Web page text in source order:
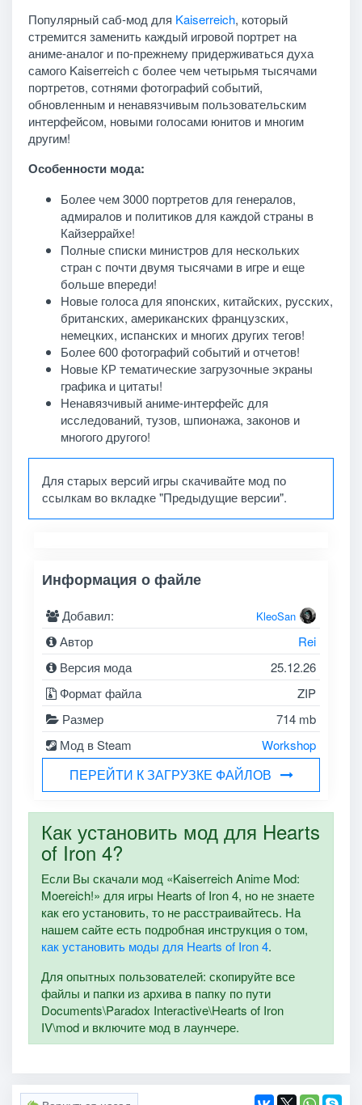
Популярный саб-мод для Kaiserreich, который
стремится заменить каждый игровой портрет на
аниме-аналог и по-прежнему придерживаться духа
самого Kaiserreich с более чем четырьмя тысячами
портретов, сотнями фотографий событий,
обновленным и ненавязчивым пользовательским
интерфейсом, новыми голосами юнитов и многим
другим!
Особенности мода:
Более чем 3000 портретов для генералов,
адмиралов и политиков для каждой страны в
Кайзеррайхе!
Полные списки министров для нескольких
стран с почти двумя тысячами в игре и еще
больше впереди!
Новые голоса для японских, китайских, русских,
британских, американских французских,
немецких, испанских и многих других тегов!
Более 600 фотографий событий и отчетов!
Новые КР тематические загрузочные экраны
графика и цитаты!
Ненавязчивый аниме-интерфейс для
исследований, тузов, шпионажа, законов и
многого другого!
Для старых версий игры скачивайте мод по
ссылкам во вкладке "Предыдущие версии".
Информация о файле
Добавил: KleoSan
Автор
Rei
Версия мода
25.12.26
Формат файла
ZIP
Размер
714 mb
Мод в Steam
Workshop
ПЕРЕЙТИ К ЗАГРУЗКЕ ФАЙЛОВ
Как установить мод для Hearts
of Iron 4?
Если Вы скачали мод «Kaiserreich Anime Mod:
Moereich!» для игры Hearts of Iron 4, но не знаете
как его установить, то не расстраивайтесь. На
нашем сайте есть подробная инструкция о том,
как установить моды для Hearts of Iron 4.
Для опытных пользователей: скопируйте все
файлы и папки из архива в папку по пути
Documents\Paradox Interactive\Hearts of Iron
IV\mod и включите мод в лаунчере.